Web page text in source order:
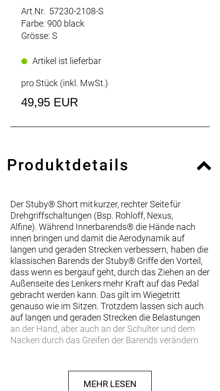
Art.Nr. 57230-2108-S
Farbe: 900 black
Grösse: S
Artikel ist lieferbar
pro Stück (inkl. MwSt.)
49,95 EUR
Produktdetails
Der Stuby® Short mit kurzer, rechter Seite für
Drehgriffschaltungen (Bsp. Rohloff, Nexus,
Alfine). Während Innerbarends® die Hände nach
innen bringen und damit die Aerodynamik auf
langen und geraden Strecken verbessern, haben die
klassischen Barends der Stuby® Griffe den Vorteil,
dass wenn es bergauf geht, durch das Ziehen an der
Außenseite des Lenkers mehr Kraft auf das Pedal
gebracht werden kann. Das gilt im Wiegetritt
genauso wie im Sitzen. Trotzdem lassen sich auch
auf langen und geraden Strecken die Belastungen
an der Hand, aber auch an der Schulter und dem
Nacken durch das Greifen der Barends verändern
außergewöhnliche Form sehr weit hinten greifen.
Dadurch wird die Rückenneigung aufrechter.
MEHR LESEN